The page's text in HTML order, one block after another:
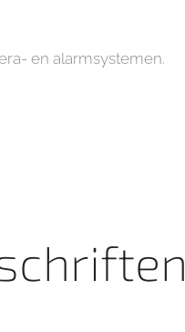
en alarmsystemen.